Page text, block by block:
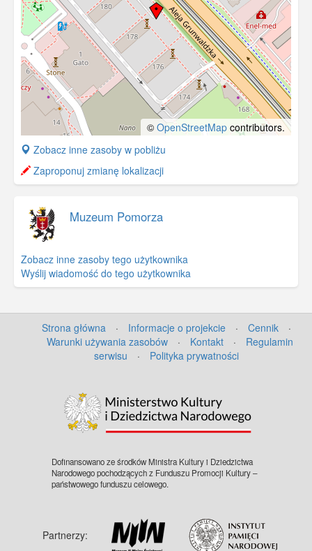
© OpenStreetMap contributors.
+
−
Zobacz inne zasoby w pobliżu
Zaproponuj zmianę lokalizacji
Muzeum Pomorza
Zobacz inne zasoby tego użytkownika
Wyślij wiadomość do tego użytkownika
Strona główna · Informacje o projekcie · Cennik
·
Warunki używania zasobów
· Kontakt ·
Regulamin
serwisu
· Polityka prywatności
Dofinansowano ze środków Ministra Kultury i Dziedzictwa
Narodowego pochodzących z Funduszu Promocji Kultury –
państwowego funduszu celowego.
Partnerzy: